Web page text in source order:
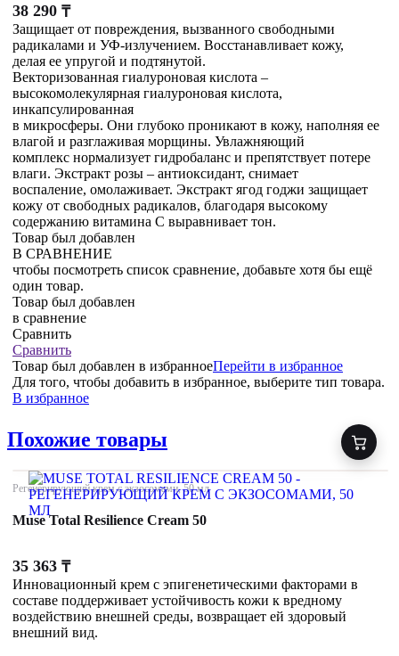
38 290 ₸
Защищает от повреждения, вызванного свободными
радикалами и УФ-излучением. Восстанавливает кожу,
делая ее упругой и подтянутой.
Векторизованная гиалуроновая кислота –
высокомолекулярная гиалуроновая кислота,
инкапсулированная
в микросферы. Они глубоко проникают в кожу, наполняя ее
влагой и разглаживая морщины. Увлажняющий
комплекс нормализует гидробаланс и препятствует потере
влаги. Экстракт розы – антиоксидант, снимает
воспаление, омолаживает. Экстракт ягод годжи защищает
кожу от свободных радикалов, благодаря высокому
содержанию витамина С выравнивает тон.
Товар был добавлен
В СРАВНЕНИЕ
чтобы посмотреть список сравнение, добавьте хотя бы ещё
один товар.
Товар был добавлен
в сравнение
Сравнить
Сравнить
Товар был добавлен в избранноеПерейти в избранное
Для того, чтобы добавить в избранное, выберите тип товара.
В избранное
Похожие товары
Регенерирующий крем с экзосомами, 50 мл
Muse Total Resilience Cream 50
35 363 ₸
Инновационный крем с эпигенетическими факторами в
составе поддерживает устойчивость кожи к вредному
воздействию внешней среды, возвращает ей здоровый
внешний вид.